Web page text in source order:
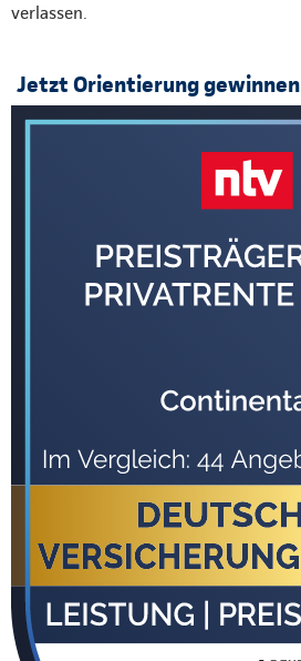
verlassen.
Jetzt Orientierung gewinnen